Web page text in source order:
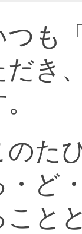
つも
だき
のた
・ど
こと